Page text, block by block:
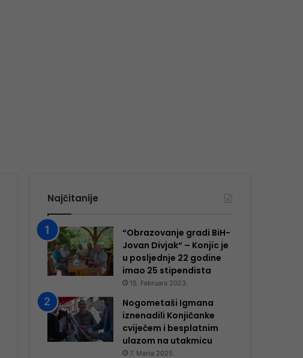
Najčitanije
“Obrazovanje gradi BiH-
Jovan Divjak“ – Konjic je
u posljednje 22 godine
imao 25 ​​stipendista
15. Februara 2023.
Nogometaši Igmana
iznenadili Konjičanke
cvijećem i besplatnim
ulazom na utakmicu
7. Marta 2025.